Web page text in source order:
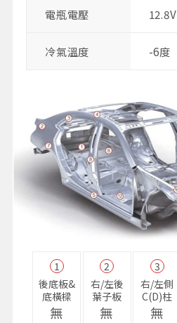
電瓶電壓 12.8V
冷氣溫度 -6度
1
後底板&
底橫樑
無
2
右/左後
葉子板
無
3
右/左側
C(D)柱
無